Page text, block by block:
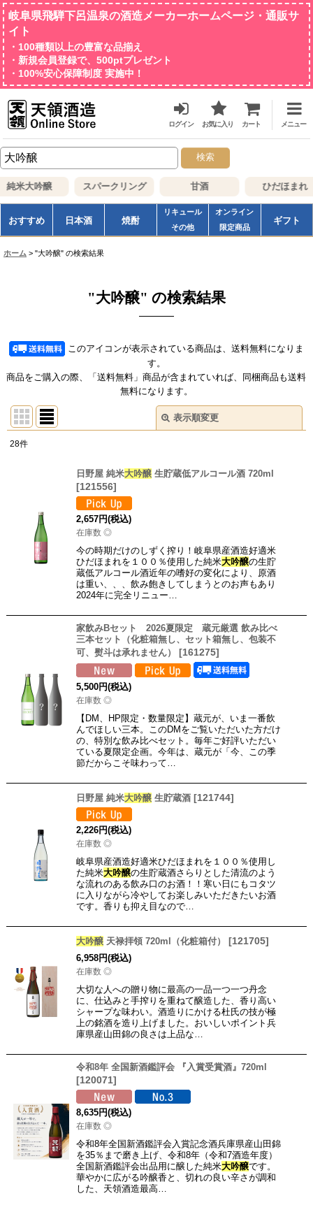
岐阜県飛騨下呂温泉の酒造メーカーホームページ・通販サ
イト
・100種類以上の豊富な品揃え
・新規会員登録で、500ptプレゼント
・100%安心保障制度 実施中！
ログイン お気に入り カート メニュー
検索
米大吟醸 スパークリング 甘酒 ひだほまれ
おすすめ 日本酒 焼酎
リキュール
その他
オンライン
限定商品
ギフト
ホーム > "大吟醸" の検索結果
"大吟醸" の検索結果
このアイコンが表示されている商品は、送料無料になりま
す。
商品をご購入の際、「送料無料」商品が含まれていれば、同梱商品も送料
無料になります。
表示順変更
在庫あり
並び順
絞り込む
28件
日野屋 純米大吟醸生貯蔵低アルコール酒 720ml
[121556]
2,657円(税込)
在庫数 ◎
今の時期だけのしずく搾り！岐阜県産酒造好適米
ひだほまれを１００％使用した純米大吟醸の生貯
蔵低アルコール酒近年の嗜好の変化により、原酒
は重い、、、飲み飽きしてしまうとのお声もあり
2024年に完全リニュー…
家飲みBセット 2026夏限定 蔵元厳選 飲み比べ
三本セット（化粧箱無し、セット箱無し、包装不
可、熨斗は承れません）
[161275]
5,500円(税込)
在庫数 ◎
【DM、HP限定・数量限定】蔵元が、いま一番飲
んでほしい三本。このDMをご覧いただいた方だけ
の、特別な飲み比べセット。毎年ご好評いただい
ている夏限定企画。今年は、蔵元が「今、この季
節だからこそ味わって…
日野屋 純米大吟醸生貯蔵酒 [121744]
2,226円(税込)
在庫数 ◎
岐阜県産酒造好適米ひだほまれを１００％使用し
た純米大吟醸の生貯蔵酒さらりとした清流のよう
な流れのある飲み口のお酒！！寒い日にもコタツ
に入りながら冷やしてお楽しみいただきたいお酒
です。香りも抑え目なので…
大吟醸天禄拝領 720ml（化粧箱付） [121705]
6,958円(税込)
在庫数 ◎
大切な人への贈り物に最高の一品一つ一つ丹念
に、仕込みと手搾りを重ねて醸造した、香り高い
シャープな味わい。酒造りにかける杜氏の技が極
上の銘酒を造り上げました。おいしいポイント兵
庫県産山田錦の良さは上品な…
令和8年 全国新酒鑑評会 『入賞受賞酒』720ml
[120071]
8,635円(税込)
在庫数 ◎
令和8年全国新酒鑑評会入賞記念酒兵庫県産山田錦
を35％まで磨き上げ、令和8年（令和7酒造年度）
全国新酒鑑評会出品用に醸した純米大吟醸です。
華やかに広がる吟醸香と、切れの良い辛さが調和
した、天領酒造最高…